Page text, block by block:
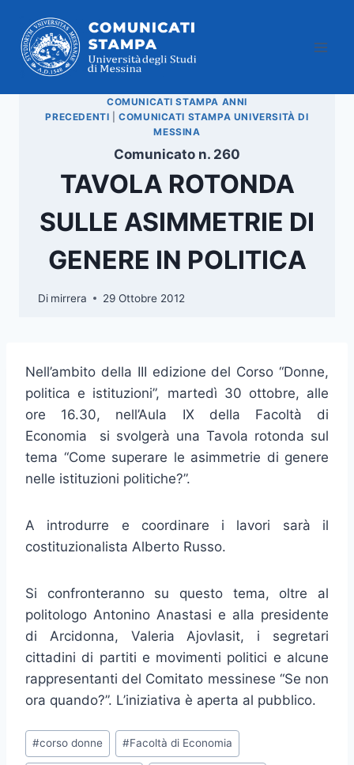
contenuto
COMUNICATI STAMPA ANNI
PRECEDENTI |COMUNICATI STAMPA UNIVERSITÀ DI
MESSINA
Comunicato n. 260
TAVOLA ROTONDA
SULLE ASIMMETRIE DI
GENERE IN POLITICA
Di mirrera 29 Ottobre 2012
Nell’ambito della III edizione del Corso “Donne,
politica e istituzioni”, martedì 30 ottobre, alle
ore 16.30, nell’Aula IX della Facoltà di
Economia si svolgerà una Tavola rotonda sul
tema “Come superare le asimmetrie di genere
nelle istituzioni politiche?”.
A introdurre e coordinare i lavori sarà il
costituzionalista Alberto Russo.
Si confronteranno su questo tema, oltre al
politologo Antonino Anastasi e alla presidente
di Arcidonna, Valeria Ajovlasit, i segretari
cittadini di partiti e movimenti politici e alcune
rappresentanti del Comitato messinese “Se non
ora quando?”. L’iniziativa è aperta al pubblico.
Tag
articolo:
#corso donne #Facoltà di Economia